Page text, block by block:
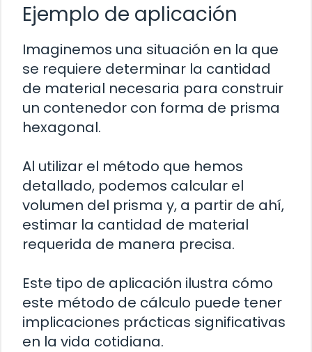
Ejemplo de aplicación
Imaginemos una situación en la que
se requiere determinar la cantidad
de material necesaria para construir
un contenedor con forma de prisma
hexagonal.
Al utilizar el método que hemos
detallado, podemos calcular el
volumen del prisma y, a partir de ahí,
estimar la cantidad de material
requerida de manera precisa.
Este tipo de aplicación ilustra cómo
este método de cálculo puede tener
implicaciones prácticas significativas
en la vida cotidiana.